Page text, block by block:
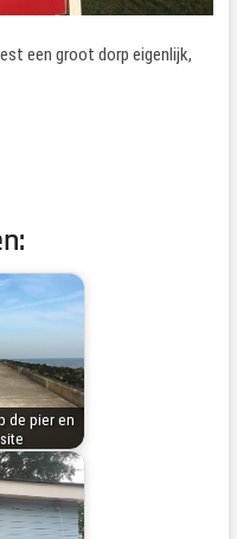
een groot dorp eigenlijk,
de pier en